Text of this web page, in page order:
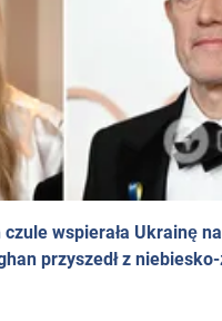
wspierała Ukrainę
przyszedł z